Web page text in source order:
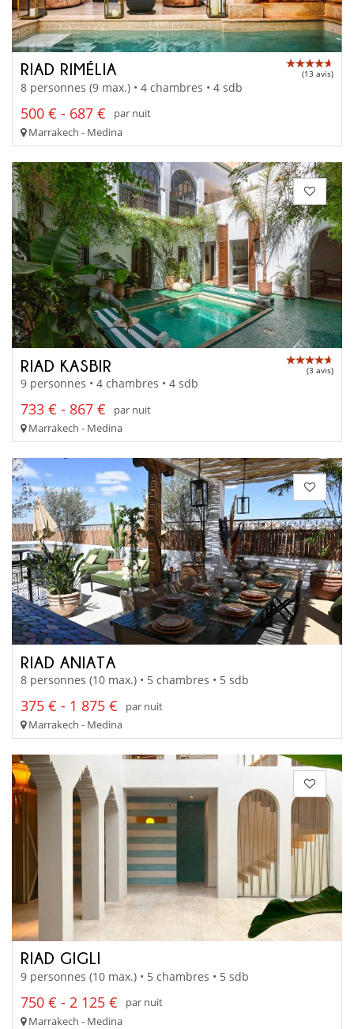
RIAD RIMÉLIA (13 avis)
8 personnes (9 max.) • 4 chambres • 4 sdb
500 € - 687 €
par nuit
Marrakech - Medina
RIAD KASBIR (3 avis)
9 personnes • 4 chambres • 4 sdb
733 € - 867 €
par nuit
Marrakech - Medina
RIAD ANIATA
8 personnes (10 max.) • 5 chambres • 5 sdb
375 € - 1 875 €
par nuit
Marrakech - Medina
RIAD GIGLI
9 personnes (10 max.) • 5 chambres • 5 sdb
750 € - 2 125 €
par nuit
Marrakech - Medina